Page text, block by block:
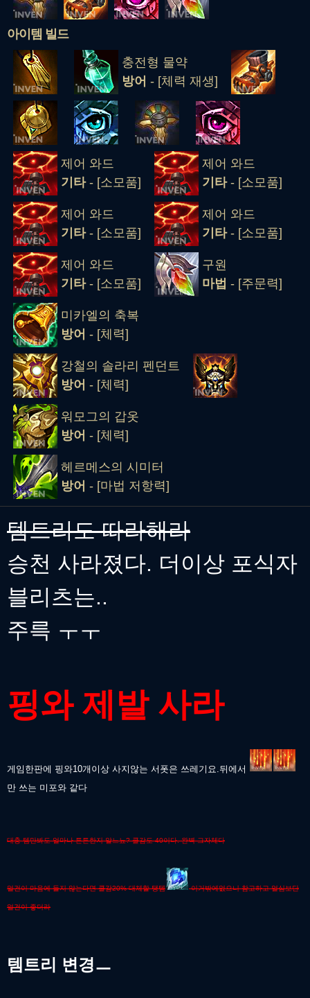
아이템 빌드
충전형 물약
방어 - [체력 재생]
제어 와드
기타- [소모품]
제어 와드
기타- [소모품]
제어 와드
기타- [소모품]
제어 와드
기타- [소모품]
제어 와드
기타- [소모품]
구원
마법 - [주문력]
미카엘의 축복
방어 - [체력]
강철의 솔라리 펜던트
방어 - [체력]
워모그의 갑옷
방어 - [체력]
헤르메스의 시미터
방어 - [마법 저항력]
템트리도 따라해라
승천 사라졌다. 더이상 포식자
블리츠는..
주륵 ㅜㅜ
핑와 제발 사라
게임한판에 핑와10개이상 사지않는 서폿은 쓰레기요.뒤에서
만 쓰는 미포와 같다
대충 템만봐도 얼마나 튼튼한지 알느뇨? 쿨감도 40이다. 완벽 그자체다
얼건이 마음에 들지 않는다면 쿨감20% 대체할 탱템 이거밖에없으니 참고하고 얼심보단
얼건이 좋더라
템트리 변경ㅡ